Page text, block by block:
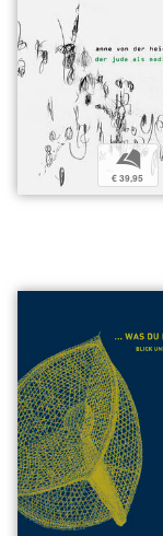
b
€ 39,95